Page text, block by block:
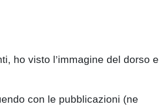
ho visto l’immagine del dorso e
con le pubblicazioni (ne